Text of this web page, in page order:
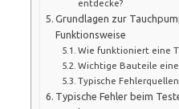
entdecke?
Grundlagen zur
Funktionsweise
Wie funktioniert eine
Wichtige Bauteile
Typische
Typische Fehler beim